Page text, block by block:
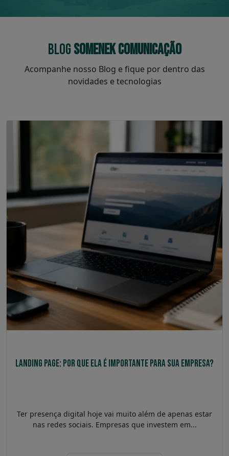
BLOG SOMENEK COMUNICAÇÃO
Acompanhe nosso Blog e fique por dentro das
novidades e tecnologias
Landing Page: por que ela é importante para sua empresa?
Ter presença digital hoje vai muito além de apenas estar
nas redes sociais. Empresas que investem em...